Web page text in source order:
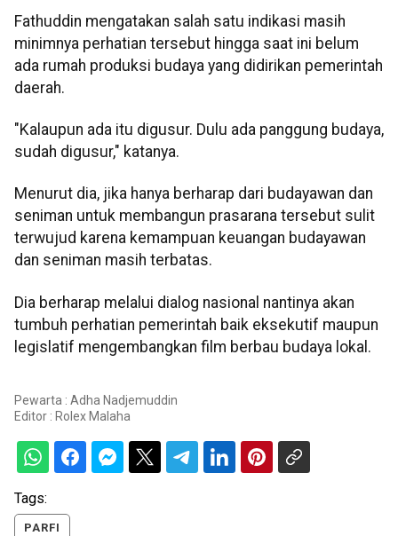
Fathuddin mengatakan salah satu indikasi masih
minimnya perhatian tersebut hingga saat ini belum
ada rumah produksi budaya yang didirikan pemerintah
daerah.
"Kalaupun ada itu digusur. Dulu ada panggung budaya,
sudah digusur," katanya.
Menurut dia, jika hanya berharap dari budayawan dan
seniman untuk membangun prasarana tersebut sulit
terwujud karena kemampuan keuangan budayawan
dan seniman masih terbatas.
Dia berharap melalui dialog nasional nantinya akan
tumbuh perhatian pemerintah baik eksekutif maupun
legislatif mengembangkan film berbau budaya lokal.
Pewarta : Adha Nadjemuddin
Editor : Rolex Malaha
Tags:
PARFI